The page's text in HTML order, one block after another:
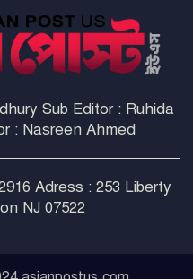
Sub Editor : Ruhida
: Nasreen Ahmed
Adress : 253 Liberty
NJ 07522